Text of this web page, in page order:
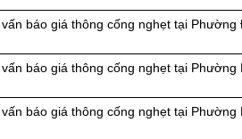
báo giá thông cống nghẹt tại
báo giá thông cống nghẹt tại Phường
báo giá thông cống nghẹt tại